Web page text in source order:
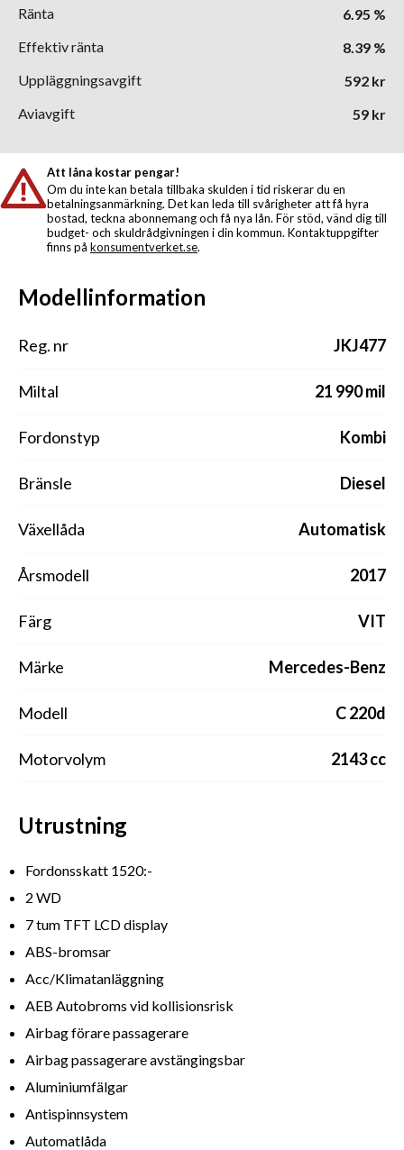
Ränta
6.95 %
Effektiv ränta
8.39 %
Uppläggningsavgift
592 kr
Aviavgift
59 kr
Att låna kostar pengar!
Om du inte kan betala tillbaka skulden i tid riskerar du en
betalningsanmärkning. Det kan leda till svårigheter att få hyra
bostad, teckna abonnemang och få nya lån. För stöd, vänd dig till
budget- och skuldrådgivningen i din kommun. Kontaktuppgifter
finns på konsumentverket.se.
Modellinformation
Reg. nr JKJ477
Miltal 21 990 mil
Fordonstyp Kombi
Bränsle Diesel
Växellåda Automatisk
Årsmodell 2017
Färg VIT
Märke Mercedes-Benz
Modell C 220d
Motorvolym 2143 cc
Utrustning
Fordonsskatt 1520:-
2 WD
7 tum TFT LCD display
ABS-bromsar
Acc/Klimatanläggning
AEB Autobroms vid kollisionsrisk
Airbag förare passagerare
Airbag passagerare avstängingsbar
Aluminiumfälgar
Antispinnsystem
Automatlåda